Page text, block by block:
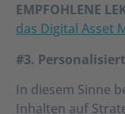
EMPFOHLENE
das Digital Asset
#3.
In diesem Sinne
Inhalten auf